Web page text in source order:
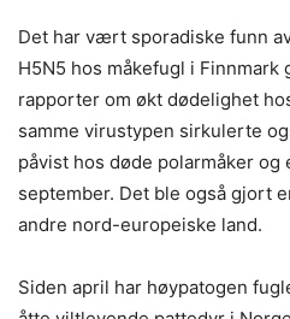
Det har vært sporadiske funn
H5N5 hos måkefugl i Finnmark
rapporter om økt dødelighet
samme virustypen sirkulerte
påvist hos døde polarmåker og
september. Det ble også gjort
andre nord-europeiske land.
Siden april har høypatogen